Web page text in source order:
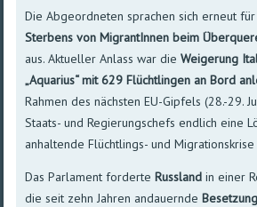
Die Abgeordneten sprachen sich erneut
Sterbens von MigrantInnen beim
aus. Aktueller Anlass war dieWeigerung
„Aquarius“ mit 629 Flüchtlingen an Bord
Rahmen des nächsten EU-Gipfels (28.-29.
Staats- und Regierungschefs endlich eine
anhaltende Flüchtlings- und
Das Parlament forderteRusslandin einer
die seit zehn Jahren andauernde